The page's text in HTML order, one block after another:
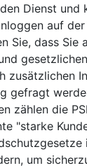
Dienst und
auf
Sie, dass Sie
zusätzlichen
gefragt
zählen die
"starke
um